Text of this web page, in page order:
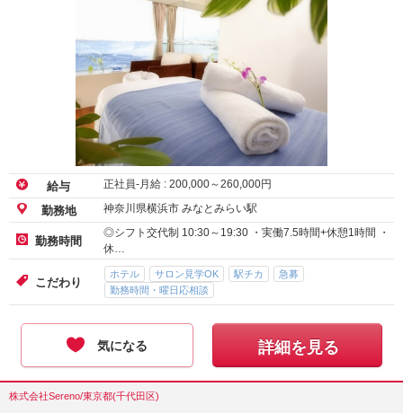
給与 正社員-月給 : 200,000～260,000円
勤務地 神奈川県横浜市 みなとみらい駅
勤務時間
◎シフト交代制 10:30～19:30 ・実働7.5時間+休憩1時間 ・
休…
こだわり
ホテル サロン見学OK 駅チカ
急募
勤務時間・曜日応相談
気になる 詳細を見る
株式会社Sereno/東京都(千代田区)